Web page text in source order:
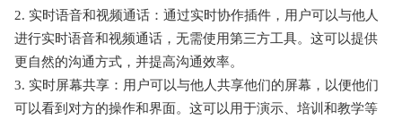
2. 实时语音和视频通话：通过实时协作插件，用户可以与他人
进行实时语音和视频通话，无需使用第三方工具。这可以提供
更自然的沟通方式，并提高沟通效率。
3. 实时屏幕共享：用户可以与他人共享他们的屏幕，以便他们
可以看到对方的操作和界面。这可以用于演示、培训和教学等